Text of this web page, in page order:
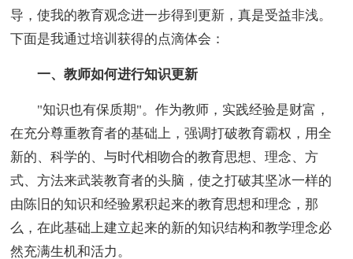
导，使我的教育观念进一步得到更新，真是受益非浅。
下面是我通过培训获得的点滴体会：
一、教师如何进行知识更新
"知识也有保质期"。作为教师，实践经验是财富，
在充分尊重教育者的基础上，强调打破教育霸权，用全
新的、科学的、与时代相吻合的教育思想、理念、方
式、方法来武装教育者的头脑，使之打破其坚冰一样的
由陈旧的知识和经验累积起来的教育思想和理念，那
么，在此基础上建立起来的新的知识结构和教学理念必
然充满生机和活力。